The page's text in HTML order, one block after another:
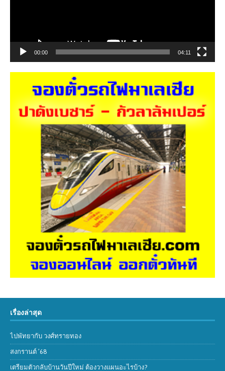
00:00 04:11
เรื่องล่าสุด
ไปพัทยากับ วงศ์ทรายทอง
สงกรานต์ ’68
เตรียมตัวกลับบ้านวันปีใหม่ ต้องวางแผนอะไรบ้าง?